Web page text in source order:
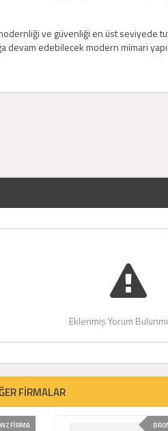
modernliği ve güvenliği en üst
devam edebilecek modern mimari
Eklenmiş Yorum
FİRMALAR
FİRMA